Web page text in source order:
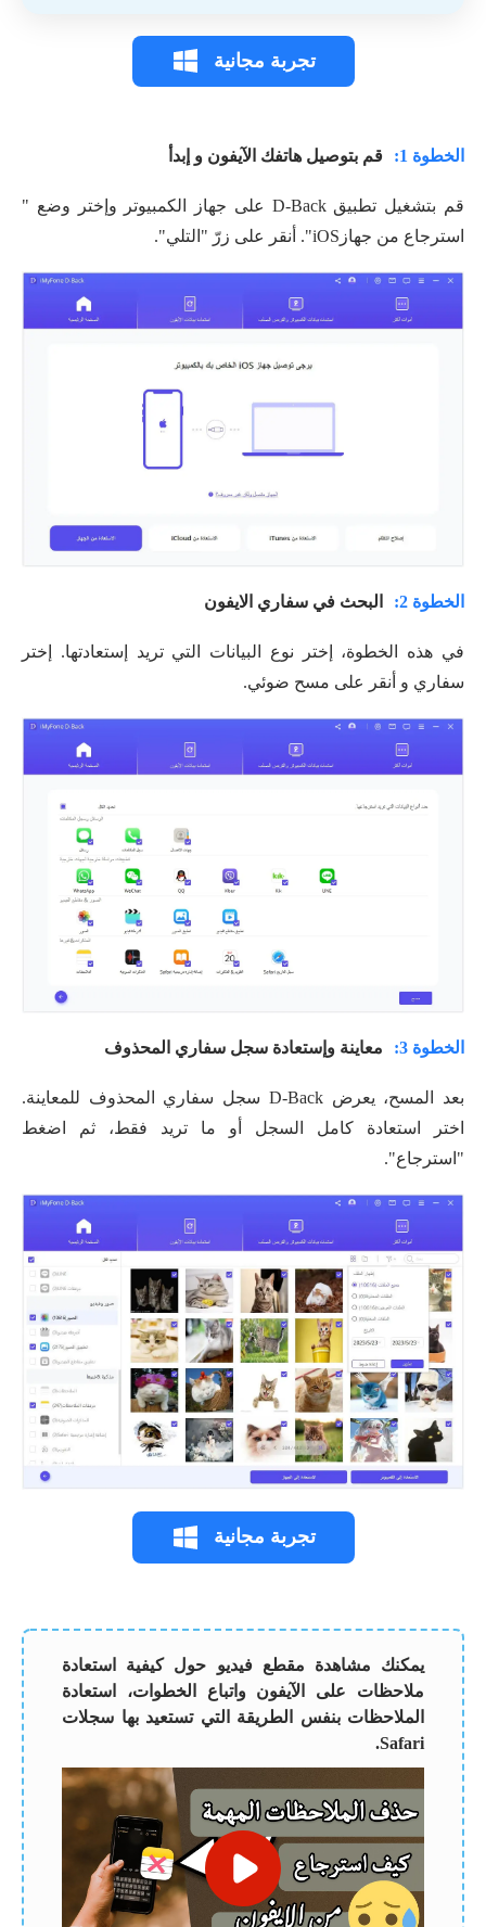
تجربة مجانية
الخطوة 1: قم بتوصيل هاتفك الآيفون و إبدأ
قم بتشغيل تطبيق D-Back على جهاز الكمبيوتر وإختر وضع "
استرجاع من جهازiOS". أنقر على زرّ "التلي".
الخطوة 2: البحث في سفاري الايفون
في هذه الخطوة، إختر نوع البيانات التي تريد إستعادتها. إختر
سفاري و أنقر على مسح ضوئي.
الخطوة 3: معاينة وإستعادة سجل سفاري المحذوف
بعد المسح، يعرض D-Back سجل سفاري المحذوف للمعاينة.
اختر استعادة كامل السجل أو ما تريد فقط، ثم اضغط
"استرجاع".
تجربة مجانية
يمكنك مشاهدة مقطع فيديو حول كيفية استعادة
ملاحظات على الآيفون واتباع الخطوات، استعادة
الملاحظات بنفس الطريقة التي تستعيد بها سجلات
Safari.